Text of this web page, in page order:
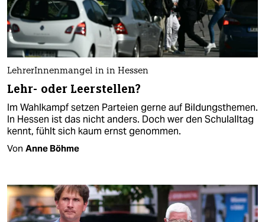
LehrerInnenmangel in in Hessen
Lehr- oder Leerstellen?
Im Wahlkampf setzen Parteien gerne auf Bildungsthemen.
In Hessen ist das nicht anders. Doch wer den Schulalltag
kennt, fühlt sich kaum ernst genommen.
Von Anne Böhme